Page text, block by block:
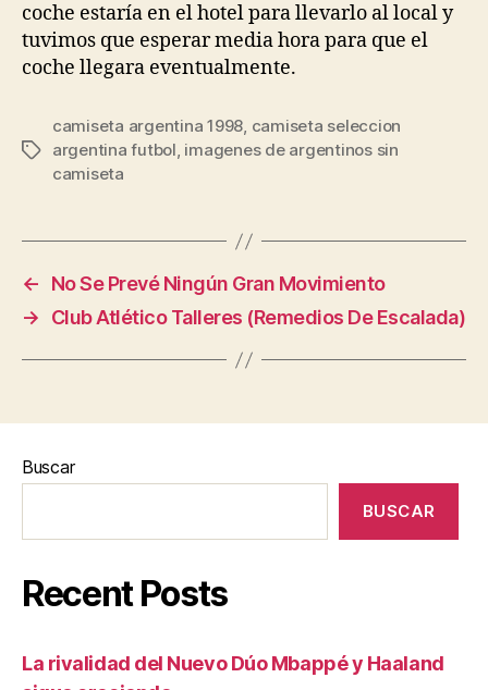
coche estaría en el hotel para llevarlo al local y
tuvimos que esperar media hora para que el
coche llegara eventualmente.
Etiquetas
camiseta argentina 1998, camiseta seleccion
argentina futbol, imagenes de argentinos sin
camiseta
←
No Se Prevé Ningún Gran Movimiento
→
Club Atlético Talleres (Remedios De Escalada)
Buscar
BUSCAR
Recent Posts
La rivalidad del Nuevo Dúo Mbappé y Haaland